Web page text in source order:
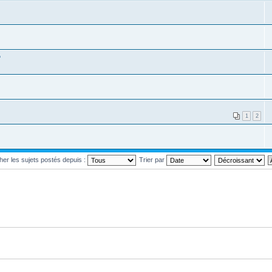
1 2
les sujets postés depuis : Trier par